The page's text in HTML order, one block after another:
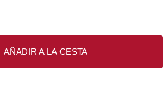
AÑADIR A LA CESTA